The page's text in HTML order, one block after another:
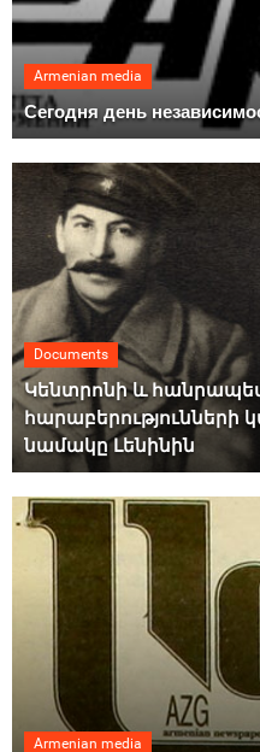
Armenian media
Сегодня день
Documents
Կենտրոնի և
հարաբերությունների
նամակը Լենինին
Armenian media